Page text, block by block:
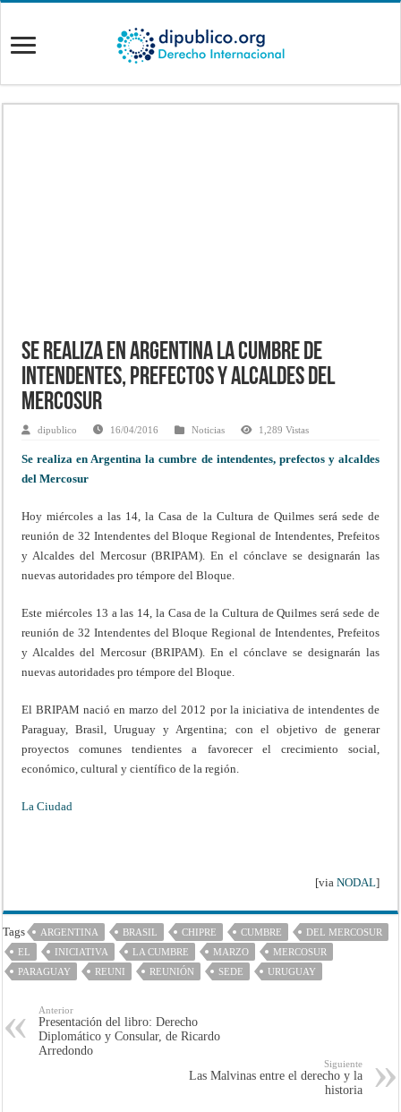
Se realiza en Argentina la cumbre de
intendentes, prefectos y alcaldes del
Mercosur
dipublico 16/04/2016 Noticias 1,289 Vistas
Se realiza en Argentina la cumbre de intendentes, prefectos y alcaldes
del Mercosur
Hoy miércoles a las 14, la Casa de la Cultura de Quilmes será sede de
reunión de 32 Intendentes del Bloque Regional de Intendentes, Prefeitos
y Alcaldes del Mercosur (BRIPAM). En el cónclave se designarán las
nuevas autoridades pro témpore del Bloque.
Este miércoles 13 a las 14, la Casa de la Cultura de Quilmes será sede de
reunión de 32 Intendentes del Bloque Regional de Intendentes, Prefeitos
y Alcaldes del Mercosur (BRIPAM). En el cónclave se designarán las
nuevas autoridades pro témpore del Bloque.
El BRIPAM nació en marzo del 2012 por la iniciativa de intendentes de
Paraguay, Brasil, Uruguay y Argentina; con el objetivo de generar
proyectos comunes tendientes a favorecer el crecimiento social,
económico, cultural y científico de la región.
La Ciudad
[via NODAL]
Tags ARGENTINA BRASIL CHIPRE CUMBRE
DEL MERCOSUR
EL
INICIATIVA LA CUMBRE MARZO
MERCOSUR
PARAGUAY
REUNI REUNIÓN SEDE URUGUAY
Anterior
Presentación del libro: Derecho
Diplomático y Consular, de Ricardo
Arredondo
Siguiente
Las Malvinas entre el derecho y la
historia